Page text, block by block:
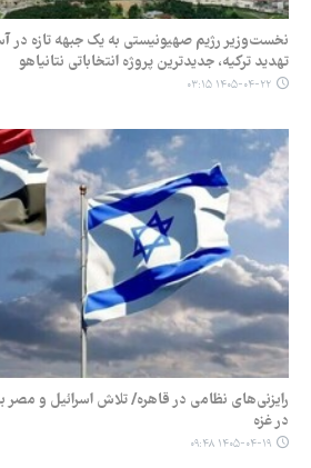
نخست‌وزیر رژیم صهیونیستی به یک جبهه تازه در
تهدید ترکیه، جدیدترین پروژه انتخاباتی نتانیاهو
۱۴۰۵-۰۴-۲۲ ۰۳:۱۵
رایزنی‌های نظامی در قاهره/ تلاش اسرائیل و مصر
در غزه
۱۴۰۵-۰۴-۱۹ ۰۹:۴۸